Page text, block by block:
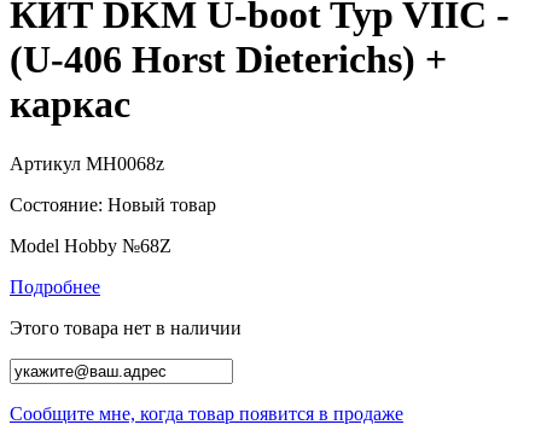
КИТ DKM U-boot Typ VIIC -
(U-406 Horst Dieterichs) +
каркас
Артикул MH0068z
Состояние: Новый товар
Model Hobby №68Z
Подробнее
Этого товара нет в наличии
Сообщите мне, когда товар появится в продаже